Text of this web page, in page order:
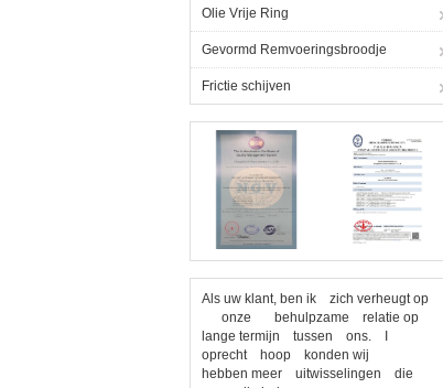
Olie Vrije Ring
Gevormd Remvoeringsbroodje
Frictie schijven
Als uw klant, ben ik zich verheugt op
onze behulpzame relatie op
lange termijn tussen ons. I
oprecht hoop konden wij
hebben meer uitwisselingen die